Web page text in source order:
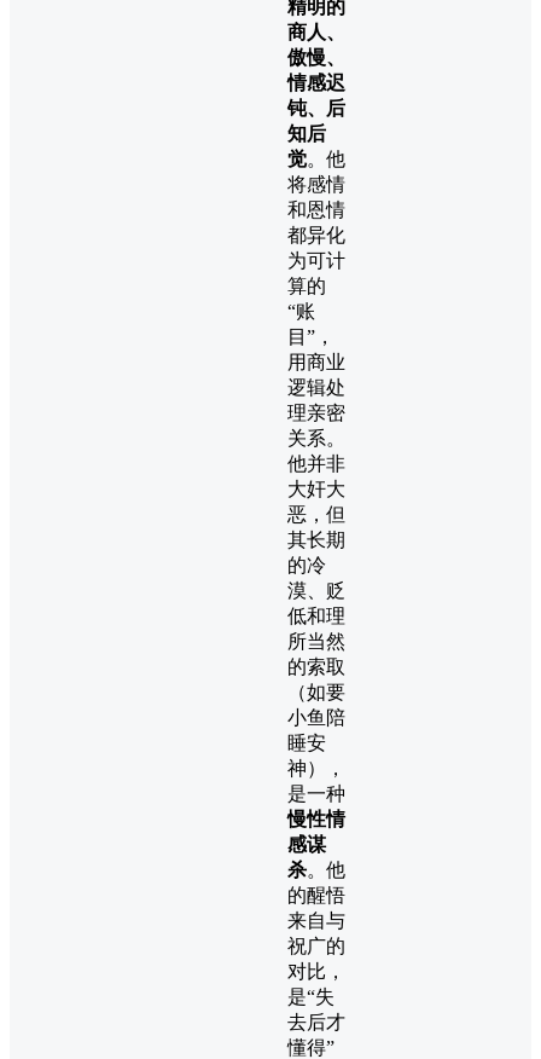
精明的
商人、
傲慢、
情感迟
钝、后
知后
觉。他
将感情
和恩情
都异化
为可计
算的
“账
目”，
用商业
逻辑处
理亲密
关系。
他并非
大奸大
恶，但
其长期
的冷
漠、贬
低和理
所当然
的索取
（如要
小鱼陪
睡安
神），
是一种
慢性情
感谋
杀。他
的醒悟
来自与
祝广的
对比，
是“失
去后才
懂得”